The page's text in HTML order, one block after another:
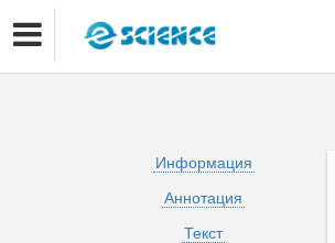
Информация
Аннотация
Текст